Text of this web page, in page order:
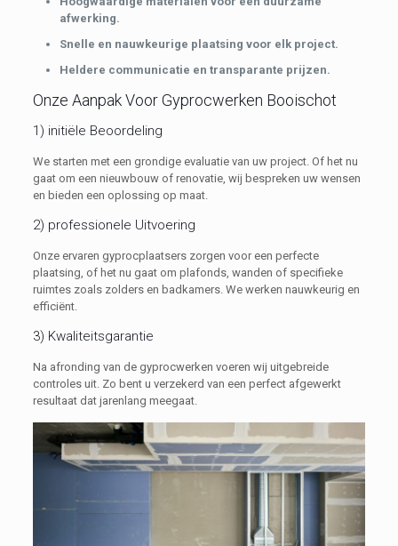
afwerking.
Snelle en nauwkeurige plaatsing voor elk project.
Heldere communicatie en transparante prijzen.
Onze Aanpak Voor Gyprocwerken Booischot
1) initiële Beoordeling
We starten met een grondige evaluatie van uw project. Of het nu
gaat om een nieuwbouw of renovatie, wij bespreken uw wensen
en bieden een oplossing op maat.
2) professionele Uitvoering
Onze ervaren gyprocplaatsers zorgen voor een perfecte
plaatsing, of het nu gaat om plafonds, wanden of specifieke
ruimtes zoals zolders en badkamers. We werken nauwkeurig en
efficiënt.
3) Kwaliteitsgarantie
Na afronding van de gyprocwerken voeren wij uitgebreide
controles uit. Zo bent u verzekerd van een perfect afgewerkt
resultaat dat jarenlang meegaat.